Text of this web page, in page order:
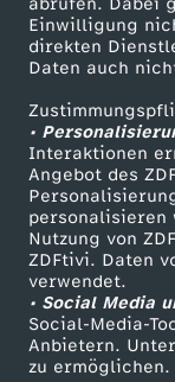
abrufen. Dabei
Einwilligung
direkten
Daten auch
•
Interaktionen
Angebot des
personalisieren
Nutzung von
ZDFtivi. Daten
verwendet.
• Social Media
Social-Media-
Anbietern.
zu ermöglichen.
-
T
a
g
e
d
Smart TV
ZDFtext
Livestreams
Sendungen A-Z
TV-Programm
ZDF Unternehmen
Karriere